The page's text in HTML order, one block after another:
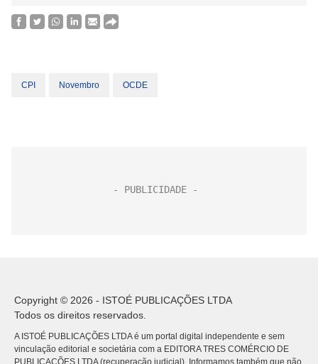
CPI Novembro OCDE
Copyright © 2026 - ISTOÉ PUBLICAÇÕES LTDA
Todos os direitos reservados.
A ISTOÉ PUBLICAÇÕES LTDA é um portal digital independente e sem
vinculação editorial e societária com a EDITORA TRES COMÉRCIO DE
PUBLICACÕES LTDA (recuperação judicial). Informamos também que não